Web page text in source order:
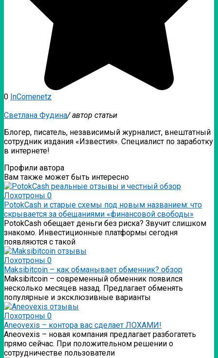
0 InComenetz
Светлана Фудина/ автор статьи
Блогер, писатель, независимый журналист, внештатный
сотрудник издания «Известия». Специалист по заработку
в интернете!
Профили автора
Вам также может быть интересно
Лохотроны 0
PotokCash и старые схемы под новым названием: что
скрывается за обещаниями «финансовой свободы»
PotokCash обещает деньги без риска? Звучит слишком
знакомо. Инвестиционные платформы сегодня
появляются с такой
Лохотроны 0
Мaksibitcoin – как обманывает обменник? обзор
Мaksibitcoin – современный обменник появился
несколько месяцев назад. Предлагает обменять
популярные и эксклюзивные варианты
Лохотроны 0
Аneovexis – контора вас сделает ЛОХАМИ!
Аneovexis – новая компания предлагает разбогатеть
прямо сейчас. При положительном решении о
сотрудничестве пользователи